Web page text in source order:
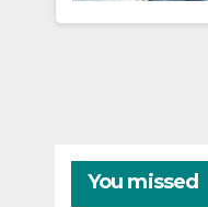
You missed